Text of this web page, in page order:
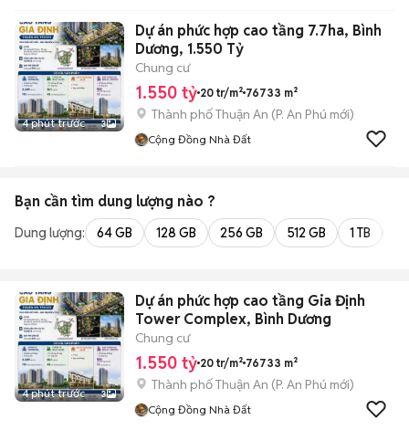
4 phút trước 3
Dự án phức hợp cao tầng 7.7ha, Bình
Dương, 1.550 Tỷ
Chung cư
1.550 tỷ 20 tr/m² 76733 m²
Thành phố Thuận An (P. An Phú mới)
Cộng Đồng Nhà Đất
Bạn cần tìm dung lượng nào ?
Dung lượng: 64 GB 128 GB 256 GB 512 GB 1 TB
4 phút trước 3
Dự án phức hợp cao tầng Gia Định
Tower Complex, Bình Dương
Chung cư
1.550 tỷ 20 tr/m² 76733 m²
Thành phố Thuận An (P. An Phú mới)
Cộng Đồng Nhà Đất